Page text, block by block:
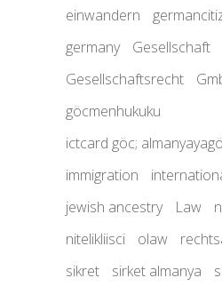
einwandern
germany
Gesellschaft
Gesellschaftsrecht
göcmenhukuku
ictcard göc;
immigration
jewish ancestry
Law
nitelikliisci
olaw
sikret
sirket almanya